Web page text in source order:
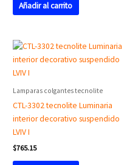
Añadir al carrito
Lamparas colgantes tecnolite
CTL-3302 tecnolite Luminaria
interior decorativo suspendido
LVIV I
$765.15